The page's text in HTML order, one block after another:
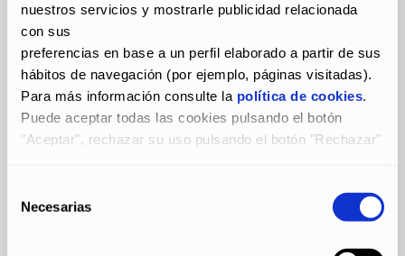
nuestros servicios y mostrarle publicidad relacionada
con sus
preferencias en base a un perfil elaborado a partir de sus
hábitos de navegación (por ejemplo, páginas visitadas).
Para más información consulte la política de cookies.
Puede aceptar todas las cookies pulsando el botón
"Aceptar", rechazar su uso pulsando el botón "Rechazar"
Necesarias
DATOS DEL PROYECTO:
AÑO